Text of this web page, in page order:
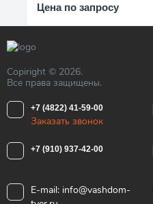
Цена по запросу
Copiright © 2026.
Все права защищены.
+7 (4822) 41-59-00
Заказать звонок
+7 (910) 937-42-00
E-mail: info@vashdom-